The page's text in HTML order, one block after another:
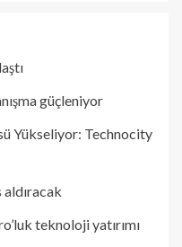
güçleniyor
Yükseliyor: Technocity
teknoloji yatırımı